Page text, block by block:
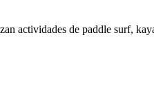
actividades de paddle surf,